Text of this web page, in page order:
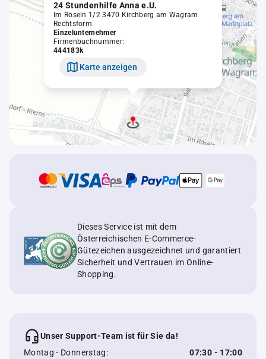
24 Stundenhilfe Anna e.U.
Im Röseln 1/2 3470 Kirchberg am Wagram
Rechtsform:
Einzelunternehmer
Firmenbuchnummer:
444183k
Karte anzeigen
Dieses Service ist mit dem
Österreichischen E-Commerce-
Gütezeichen ausgezeichnet und garantiert
Sicherheit und Vertrauen im Online-
Shopping.
Unser Support-Team ist für Sie da!
Montag - Donnerstag:
07:30 - 17:00